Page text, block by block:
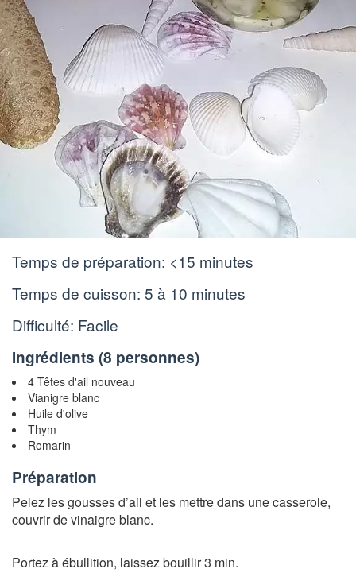
Temps de préparation: <15 minutes
Temps de cuisson: 5 à 10 minutes
Difficulté: Facile
Ingrédients (8 personnes)
4 Têtes d'ail nouveau
Vianigre blanc
Huile d'olive
Thym
Romarin
Préparation
Pelez les gousses d’ail et les mettre dans une casserole,
couvrir de vinaigre blanc.
Portez à ébullition, laissez bouillir 3 min.